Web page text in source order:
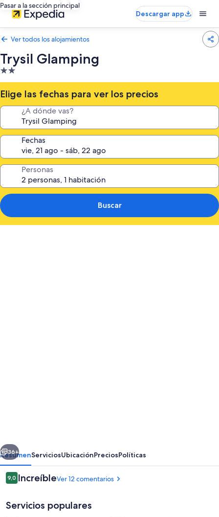
Pasar a la sección principal
Descargar app
Ver todos los alojamientos
Trysil Glamping
Alojamiento
de
2.0 estrellas
Elige las fechas para ver los precios
¿A dónde vas?
Fechas
Personas
Buscar
Siguiente
36+
ResumenServiciosUbicaciónPreciosPolíticas
Comentarios
9,09,0 de 10
IncreíbleVer 12 comentarios
Servicios populares